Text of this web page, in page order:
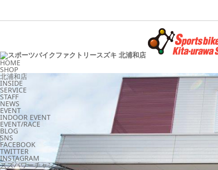
HOME
SHOP
北浦和店
INSIDE
SERVICE
STAFF
NEWS
EVENT
INDOOR EVENT
EVENT/RACE
BLOG
SNS
FACEBOOK
TWITTER
INSTAGRAM
スズパワーチャンネル